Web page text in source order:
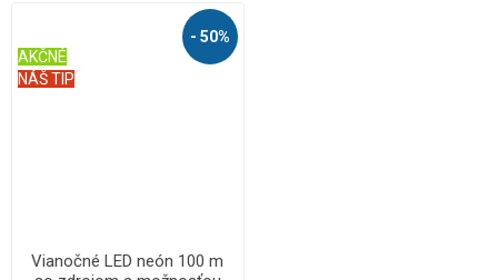
- 50%
NÁŠ TIP
AKČNÉ
Vianočné LED neón 100 m